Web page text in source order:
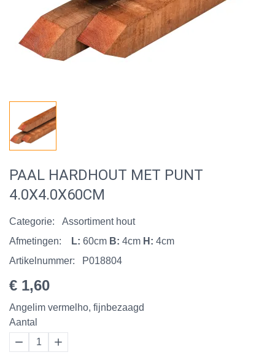
PAAL HARDHOUT MET PUNT
4.0X4.0X60CM
Categorie:
Assortiment hout
Afmetingen:
L: 60cm B: 4cm H: 4cm
Artikelnummer:
P018804
€ 1,60
Angelim vermelho, fijnbezaagd
Aantal
1